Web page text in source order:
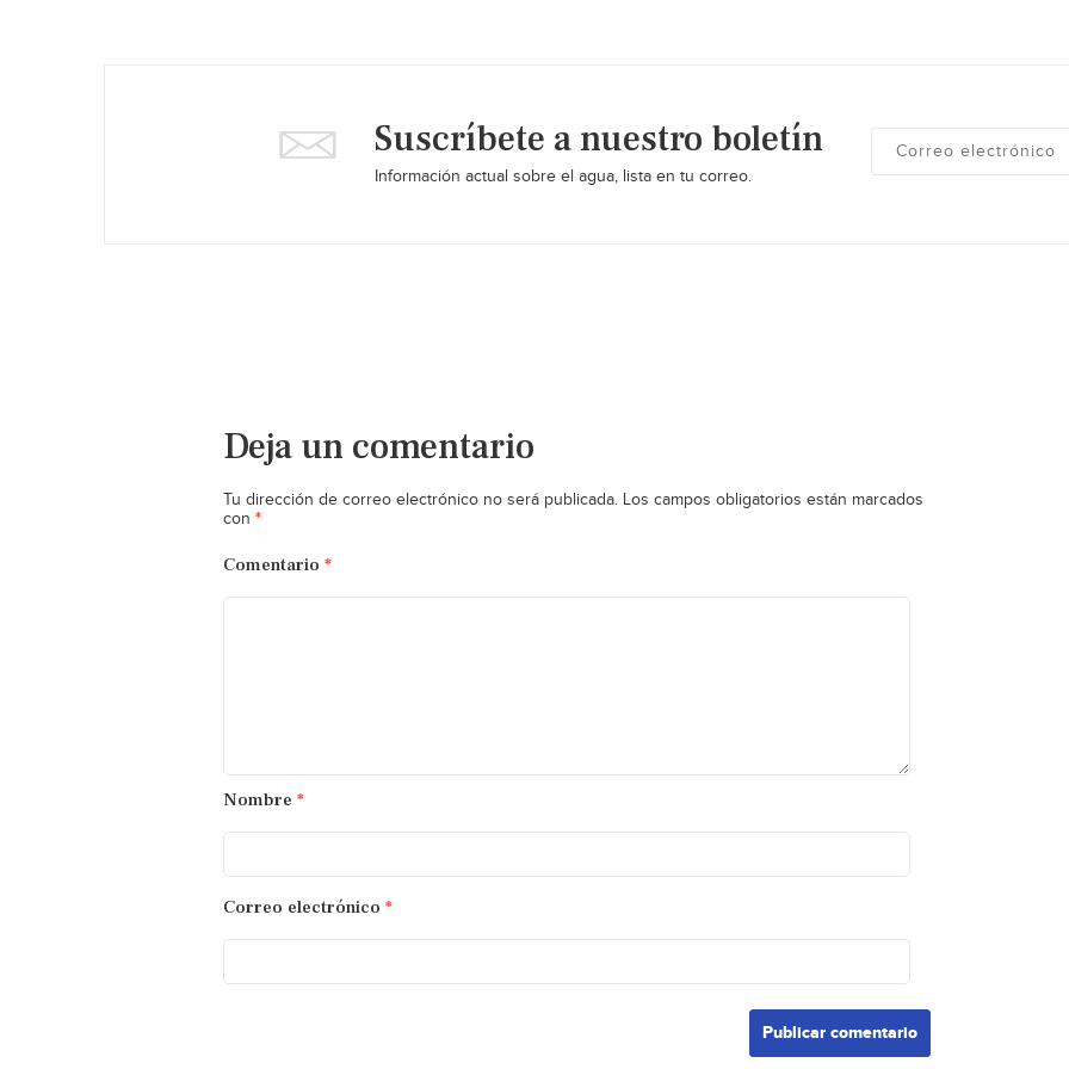
Suscríbete a nuestro boletín
Información actual sobre el agua, lista en tu correo.
Deja un comentario
Tu dirección de correo electrónico no será publicada. Los campos obligatorios están marcados
con *
Comentario *
Nombre *
Correo electrónico *